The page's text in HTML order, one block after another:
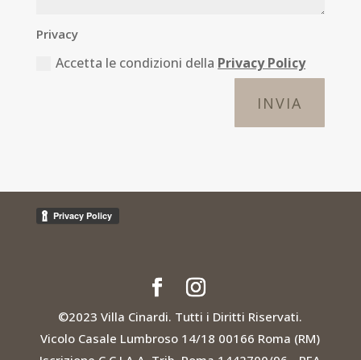
Privacy
Accetta le condizioni della Privacy Policy
INVIA
©2023 Villa Cinardi. Tutti i Diritti Riservati.
Vicolo Casale Lumbroso 14/18 00166 Roma (RM)